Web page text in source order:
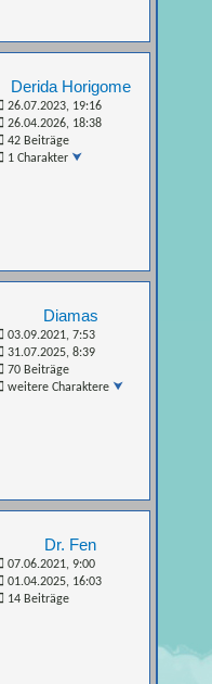
Derida Horigome
26.07.2023, 19:16
26.04.2026, 18:38
42 Beiträge
1 Charakter
Diamas
03.09.2021, 7:53
31.07.2025, 8:39
70 Beiträge
weitere Charaktere
Dr. Fen
07.06.2021, 9:00
01.04.2025, 16:03
14 Beiträge